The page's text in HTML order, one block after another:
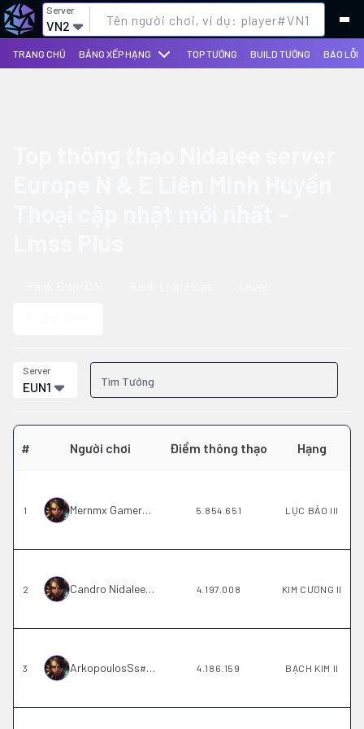
Server
VN2
TRANG CHỦ BẢNG XẾP HẠNG TOP TƯỚNG BUILD TƯỚNG BÁO LỖI
Server
EUN1
# Người chơi Điểm thông thạo Hạng
1 Mernmx Gamer
# Gamer 5.854.651 LỤC BẢO III
2 Candro Nidalee
# EUNE 4.197.008 KIM CƯƠNG II
3 ArkopoulosSs#EUNE 4.186.159 BẠCH KIM II